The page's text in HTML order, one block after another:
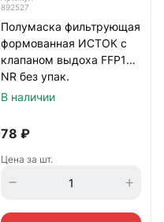
892527
Полумаска фильтрующая
формованная ИСТОК с
клапаном выдоха FFP1
NR без упак.
В наличии
78 ₽
Цена за шт.